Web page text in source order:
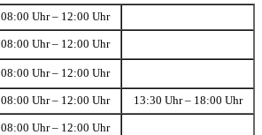
08:00 Uhr – 12:00 Uhr
08:00 Uhr – 12:00 Uhr
08:00 Uhr – 12:00 Uhr
08:00 Uhr – 12:00 Uhr 13:30 Uhr – 18:00 Uhr
08:00 Uhr – 12:00 Uhr